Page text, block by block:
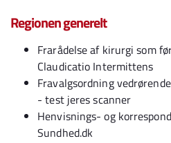
Regionen generelt
Frarådelse af kirurgi som
Claudicatio Intermittens
Fravalgsordning
- test jeres scanner
Henvisnings- og
Sundhed.dk